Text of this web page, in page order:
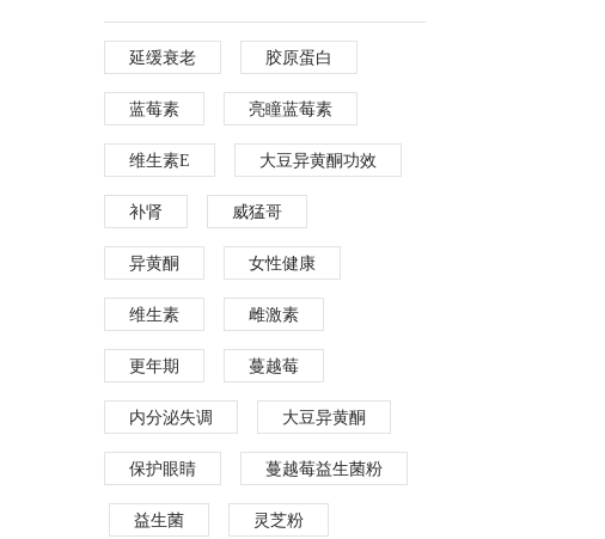
延缓衰老 胶原蛋白
蓝莓素 亮瞳蓝莓素
维生素E 大豆异黄酮功效
补肾 威猛哥
异黄酮 女性健康
维生素 雌激素
更年期 蔓越莓
内分泌失调 大豆异黄酮
保护眼睛 蔓越莓益生菌粉
益生菌 灵芝粉